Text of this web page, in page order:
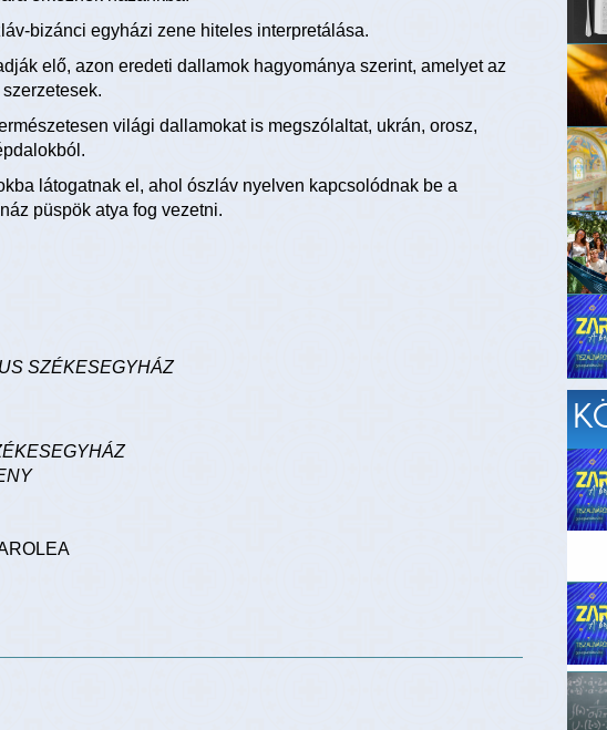
bizánci egyházi zene hiteles interpretálása.
elő, azon eredeti dallamok hagyománya szerint, amelyet az
világi dallamokat is megszólaltat, ukrán, orosz,
látogatnak el, ahol ószláv nyelven kapcsolódnak be a
püspök atya fog vezetni.
SZÉKESEGYHÁZ